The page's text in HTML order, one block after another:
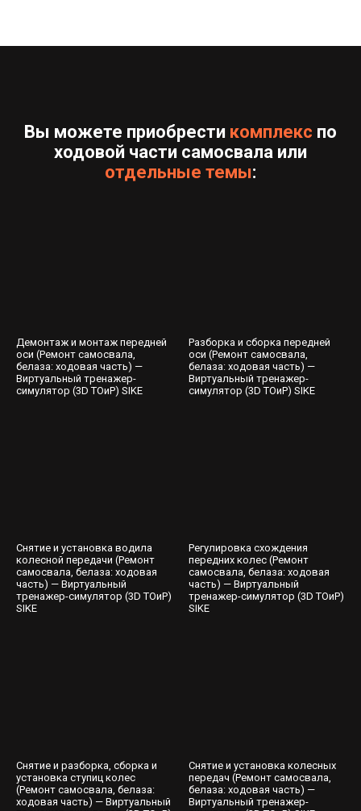
Вы можете приобрести комплекс по
ходовой части самосвала или
отдельные темы:
Демонтаж и монтаж передней
оси (Ремонт самосвала,
белаза: ходовая часть) —
Виртуальный тренажер-
симулятор (3D ТОиР) SIKE
Разборка и сборка передней
оси (Ремонт самосвала,
белаза: ходовая часть) —
Виртуальный тренажер-
симулятор (3D ТОиР) SIKE
Снятие и установка водила
колесной передачи (Ремонт
самосвала, белаза: ходовая
часть) — Виртуальный
тренажер-симулятор (3D ТОиР)
SIKE
Регулировка схождения
передних колес (Ремонт
самосвала, белаза: ходовая
часть) — Виртуальный
тренажер-симулятор (3D ТОиР)
SIKE
Снятие и разборка, сборка и
установка ступиц колес
(Ремонт самосвала, белаза:
ходовая часть) — Виртуальный
Снятие и установка колесных
передач (Ремонт самосвала,
белаза: ходовая часть) —
Виртуальный тренажер-